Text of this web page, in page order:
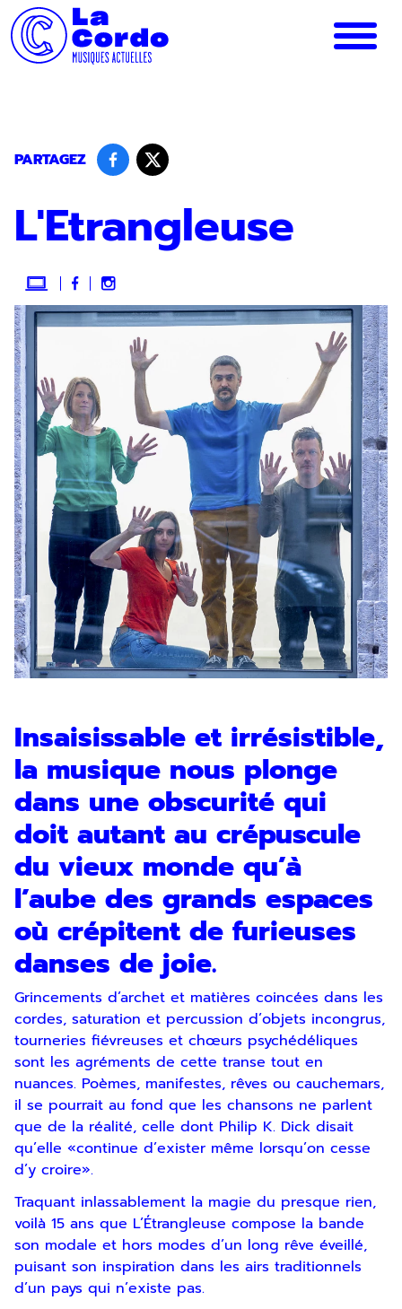
Panneau de gestion des cookies
PARTAGEZ
L'Etrangleuse
Insaisissable et irrésistible,
la musique nous plonge
dans une obscurité qui
doit autant au crépuscule
du vieux monde qu’à
l’aube des grands espaces
où crépitent de furieuses
danses de joie.
Grincements d’archet et matières coincées dans les
cordes, saturation et percussion d’objets incongrus,
tourneries fiévreuses et chœurs psychédéliques
sont les agréments de cette transe tout en
nuances. Poèmes, manifestes, rêves ou cauchemars,
il se pourrait au fond que les chansons ne parlent
que de la réalité, celle dont Philip K. Dick disait
qu’elle «continue d’exister même lorsqu’on cesse
d’y croire».
Traquant inlassablement la magie du presque rien,
voilà 15 ans que L’Étrangleuse compose la bande
son modale et hors modes d’un long rêve éveillé,
puisant son inspiration dans les airs traditionnels
d’un pays qui n’existe pas.